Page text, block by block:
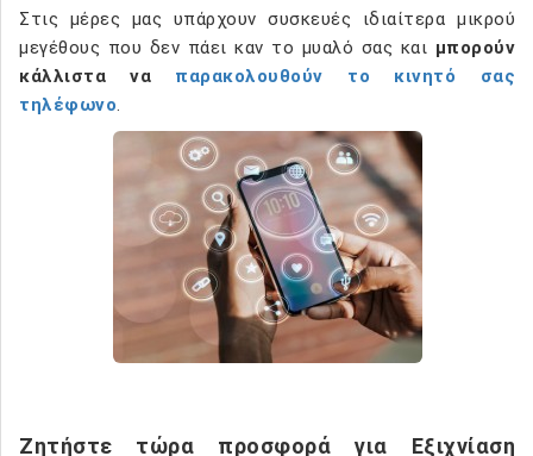
Στις μέρες μας υπάρχουν συσκευές ιδιαίτερα μικρού
μεγέθους που δεν πάει καν το μυαλό σας και μπορούν
κάλλιστα να παρακολουθούν το κινητό σας
τηλέφωνο.
Ζητήστε τώρα προσφορά για Εξιχνίαση